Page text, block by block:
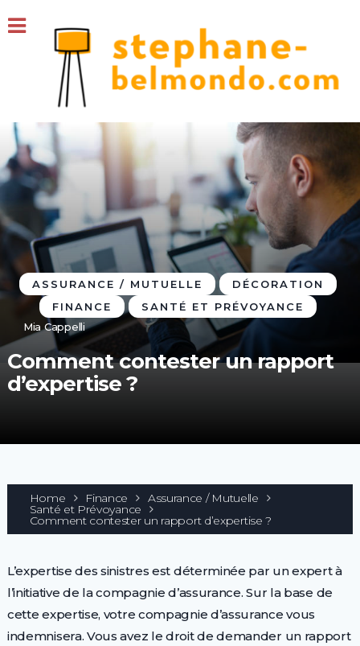
ASSURANCE / MUTUELLE
DÉCORATION
FINANCE
SANTÉ ET PRÉVOYANCE
Mia Cappelli
Comment contester un rapport
d’expertise ?
Home Finance Assurance / Mutuelle
Santé et Prévoyance
Comment contester un rapport d’expertise ?
L’expertise des sinistres est déterminée par un expert à
l’initiative de la compagnie d’assurance. Sur la base de
cette expertise, votre compagnie d’assurance vous
indemnisera. Vous avez le droit de demander un rapport